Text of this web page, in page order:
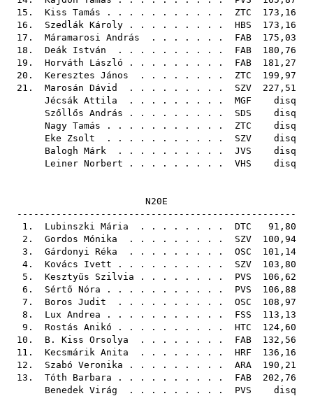
15. Kiss Tamás . . . . . . . . . . . ZTC 173,16
16. Szedlák Károly . . . . . . . . . HBS 173,16
17. Máramarosi András . . . . . . . FAB 175,03
18. Deák István . . . . . . . . . . FAB 180,76
19. Horváth László . . . . . . . . . FAB 181,27
20. Keresztes János . . . . . . . . ZTC 199,97
21. Marosán Dávid . . . . . . . . . SZV 227,51
Jécsák Attila . . . . . . . . . MGF disq
Szőllős András . . . . . . . . . SDS disq
Nagy Tamás . . . . . . . . . . . ZTC disq
Eke Zsolt . . . . . . . . . . . SZV disq
Balogh Márk . . . . . . . . . . JVS disq
Leiner Norbert . . . . . . . . . VHS disq
N20E
--------------------------------------------------
1. Lubinszki Mária . . . . . . . . DTC 91,80
2. Gordos Mónika . . . . . . . . . SZV 100,94
3. Gárdonyi Réka . . . . . . . . . OSC 101,14
4. Kovács Ivett . . . . . . . . . . SZV 103,80
5. Kesztyűs Szilvia . . . . . . . . PVS 106,62
6. Sértő Nóra . . . . . . . . . . . PVS 106,88
7. Boros Judit . . . . . . . . . . OSC 108,97
8. Lux Andrea . . . . . . . . . . . FSS 113,13
9. Rostás Anikó . . . . . . . . . . HTC 124,60
10. B. Kiss Orsolya . . . . . . . . FAB 132,56
11. Kecsmárik Anita . . . . . . . . HRF 136,16
12. Szabó Veronika . . . . . . . . . ARA 190,21
13. Tóth Barbara . . . . . . . . . . FAB 202,76
Benedek Virág . . . . . . . . . PVS disq